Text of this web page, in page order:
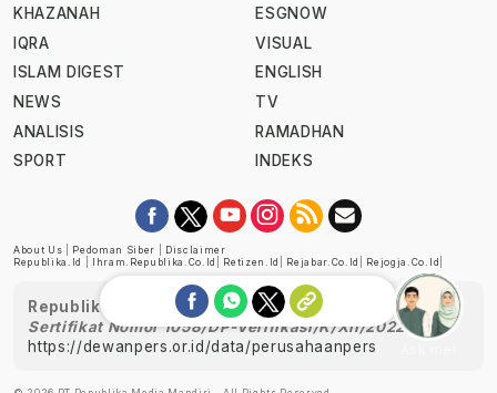
KHAZANAH
IQRA
ISLAM DIGEST
NEWS
ANALISIS
SPORT
ESGNOW
VISUAL
ENGLISH
TV
RAMADHAN
INDEKS
About Us Pedoman Siber
Disclaimer
Republika.id
Ihram.republika.co.id Retizen.id Rejabar.co.id Rejogja.co.id
Republika telah diverifikasi oleh Dewan Pers
Sertifikat Nomor 1058/DP-Verifikasi/K/XII/2022
https://dewanpers.or.id/data/perusahaanpers